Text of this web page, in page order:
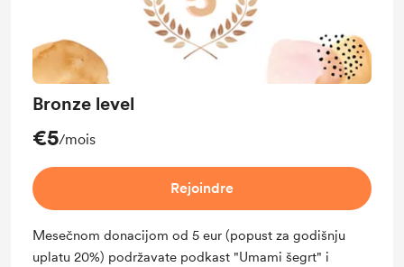
Bronze level
€5/mois
Rejoindre
Mesečnom donacijom od 5 eur (popust za godišnju
uplatu 20%) podržavate podkast "Umami šegrt" i